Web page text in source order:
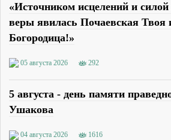
«Источником исцелений и
веры явилась Почаевская Твоя
Богородица!»
05 августа 2026 292
5 августа - день памяти
Ушакова
04 августа 2026 1616